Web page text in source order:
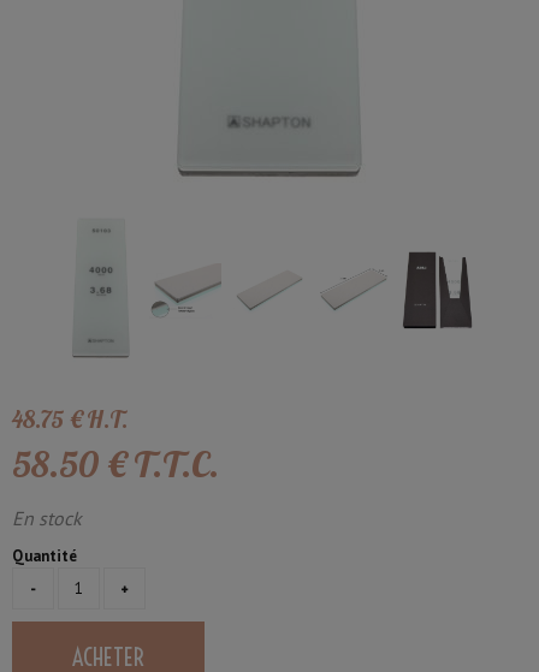
48.75 €H.T.
58.50 €T.T.C.
En stock
Quantité